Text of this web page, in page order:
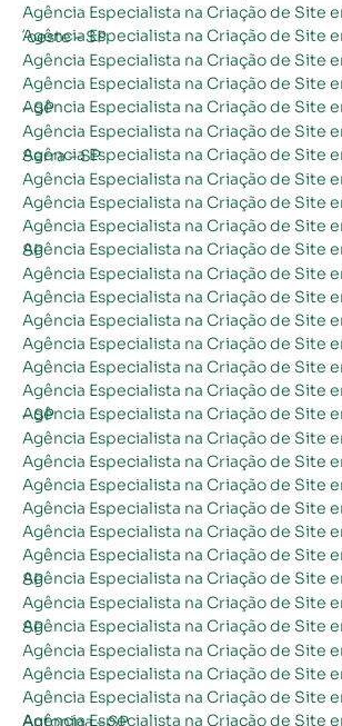
Agência Especialista na Criação de Site
Agência Especialista na Criação de Site em Aparecida D´oeste – SP
Agência Especialista na Criação de Site
Agência Especialista na Criação de Site
Agência Especialista na Criação de Site em Araçariguama – SP
Agência Especialista na Criação de Site
Agência Especialista na Criação de Site em Araçoiaba da Serra – SP
Agência Especialista na Criação de Site
Agência Especialista na Criação de Site
Agência Especialista na Criação de Site
Agência Especialista na Criação de Site em Araraquara – SP
Agência Especialista na Criação de Site
Agência Especialista na Criação de Site
Agência Especialista na Criação de Site
Agência Especialista na Criação de Site
Agência Especialista na Criação de Site
Agência Especialista na Criação de Site
Agência Especialista na Criação de Site em Artur Nogueira – SP
Agência Especialista na Criação de Site
Agência Especialista na Criação de Site
Agência Especialista na Criação de Site
Agência Especialista na Criação de Site
Agência Especialista na Criação de Site
Agência Especialista na Criação de Site
Agência Especialista na Criação de Site em Avanhandava – SP
Agência Especialista na Criação de Site
Agência Especialista na Criação de Site em Bady Bassitt – SP
Agência Especialista na Criação de Site
Agência Especialista na Criação de Site
Agência Especialista na Criação de Site
Agência Especialista na Criação de Site em Barão de Antonina – SP